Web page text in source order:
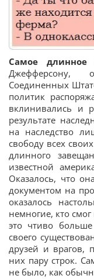
Cамое длинное
Джефферсону,
Соединенных
политик
вклинивались и
результате
на наследство
свободу всех
длинного
известной
Оказалось, что
документом на
оказалось
немногие, кто
это чтиво
своего
друзей и врагов,
них пару строк.
не было, как